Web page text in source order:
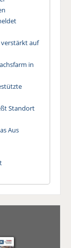
verstärkt auf
in
Standort
Aus